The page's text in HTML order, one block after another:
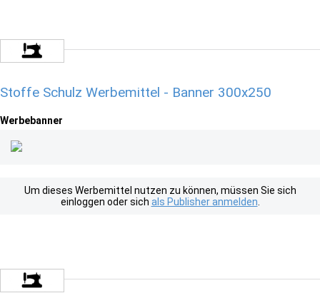
Stoffe Schulz Werbemittel - Banner 300x250
Werbebanner
Um dieses Werbemittel nutzen zu können, müssen Sie sich
einloggen oder sich als Publisher anmelden